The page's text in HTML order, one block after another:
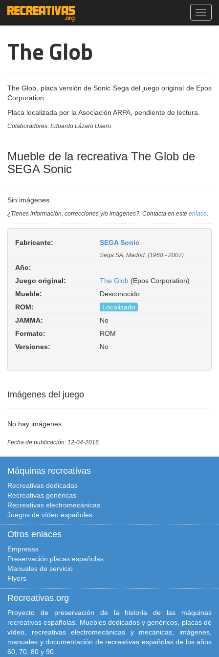
The Glob
The Glob, placa versión de Sonic Sega del juego original de Epos
Corporation.
Placa localizada por la Asociación ARPA, pendiente de lectura.
Colaboradores: Eduardo Lázaro Usero.
Mueble de la recreativa The Glob de
SEGA Sonic
Sin imágenes
¿Tienes información, correcciones y/o imágenes?. Contacta en este enlace.
Fabricante: SEGA Sonic
Sega SA, Madrid. (1968 - 2007)
Año:
Juego original:
The Glob (Epos Corporation)
Mueble:
Desconocido
ROM:
Localizado
JAMMA:
No
Formato:
ROM
Versiones:
No
Imágenes del juego
No hay imágenes
Fecha de publicación: 12-04-2016.
Máquinas recreativas
Recreativas dedicadas
Recreativas genéricas
Recreativas electromecánicas
Juegos de vídeo españoles
Otros enlaces
Empresas
Preservación placas españolas
Manuales de servicio
Flyers
Recreativas.org
Proyecto de preservación de la historia de las máquinas
recreativas españolas. Muebles dedicados y genéricos, placas de
vídeo, recreativas electromecánicas y mecánicas, imágenes,
manuales y documentación de recreativas españolas de los años
60, 70, 80 y 90.